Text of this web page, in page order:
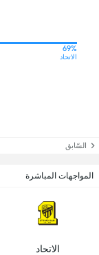
69%
الاتحاد
السّابق
المواجهات المباشرة
الاتحاد